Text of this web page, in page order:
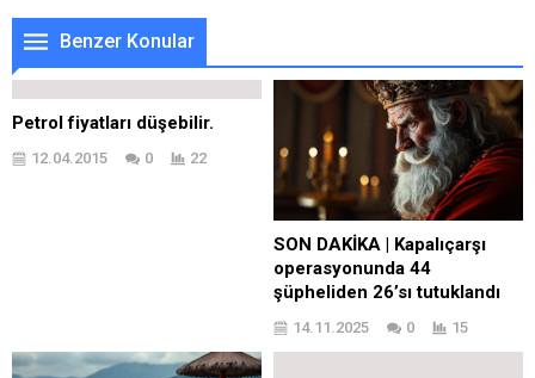
Benzer Konular
Petrol fiyatları düşebilir.
12.04.2015 0 22
SON DAKİKA | Kapalıçarşı
operasyonunda 44
şüpheliden 26’sı tutuklandı
14.11.2025 0 15